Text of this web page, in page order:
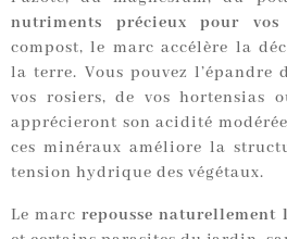
nutriments précieux
pour vos
compost, le marc accélère la
la terre. Vous pouvez l’épandre
vos rosiers, de vos hortensias
apprécieront son acidité
ces minéraux améliore la
tension hydrique des végétaux.
Le marcrepousse naturellement